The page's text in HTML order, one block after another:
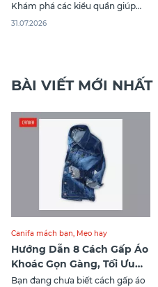
Khám phá các kiểu quần giúp
che khuyết điểm, tạo hiệu ứng
31.07.2026
BÀI VIẾT MỚI NHẤT
Canifa mách bạn, Mẹo hay
Hướng Dẫn 8 Cách Gấp Áo
Khoác Gọn Gàng, Tối Ưu
Không Gian Tủ Đồ
Bạn đang chưa biết cách gấp áo